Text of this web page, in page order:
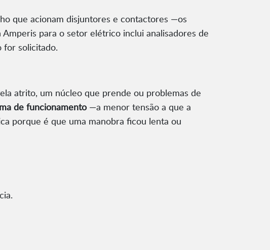
que acionam disjuntores e contactores —os
para o setor elétrico inclui analisadores de
for solicitado.
atrito, um núcleo que prende ou problemas de
de funcionamento—a menor tensão a que a
porque é que uma manobra ficou lenta ou